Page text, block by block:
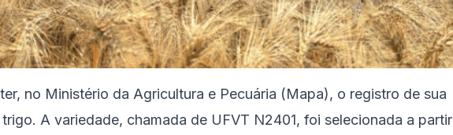
no Ministério da Agricultura e Pecuária (Mapa), o registro de sua
A variedade, chamada de UFVT N2401, foi selecionada a partir